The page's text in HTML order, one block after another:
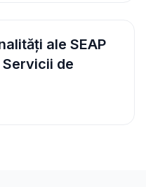
ale SEAP
Servicii de